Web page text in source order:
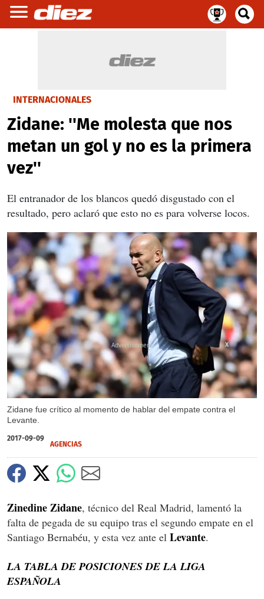
INTERNACIONALES
Zidane: ''Me molesta que nos
metan un gol y no es la primera
vez''
El entranador de los blancos quedó disgustado con el
resultado, pero aclaró que esto no es para volverse locos.
Zidane fue crítico al momento de hablar del empate contra el
Levante.
X
2017-09-09
AGENCIAS
Zinedine Zidane, técnico del Real Madrid, lamentó la
falta de pegada de su equipo tras el segundo empate en el
Santiago Bernabéu, y esta vez ante el Levante.
LA TABLA DE POSICIONES DE LA LIGA
ESPAÑOLA